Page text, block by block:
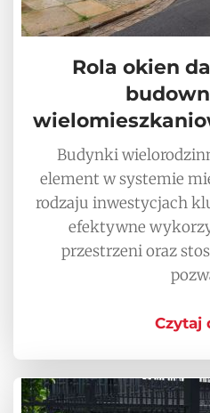
Rola okien
Budynki
element w systemie
rodzaju inwestycjach
efektywne
przestrzeni oraz
Czytaj